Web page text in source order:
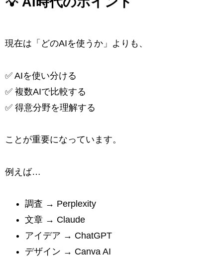
現在は「どのAIを使うか」よりも、
✅ AIを使い分ける
✅ 複数AIで比較する
✅ 得意分野を理解する
ことが重要になっています。
例えば…
調査 → Perplexity
文章 → Claude
アイデア → ChatGPT
デザイン → Canva AI